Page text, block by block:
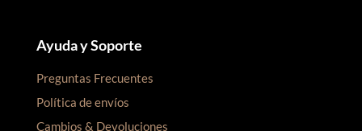
Ayuda y Soporte
Preguntas Frecuentes
Política de envíos
Cambios & Devoluciones